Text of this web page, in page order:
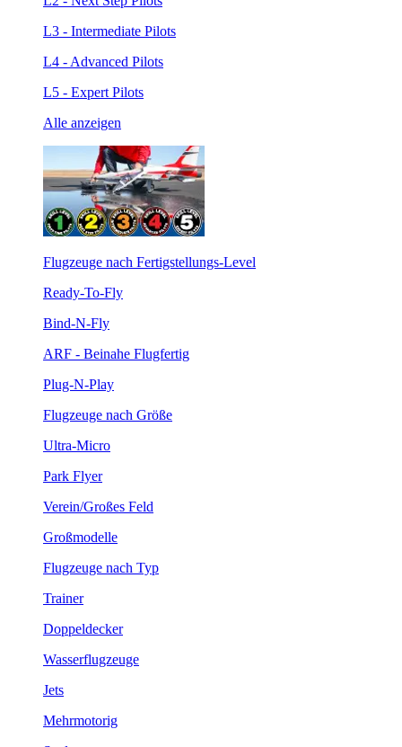
L3 - Intermediate Pilots
L4 - Advanced Pilots
L5 - Expert Pilots
Alle anzeigen
Flugzeuge nach Fertigstellungs-Level
Ready-To-Fly
Bind-N-Fly
ARF - Beinahe Flugfertig
Plug-N-Play
Flugzeuge nach Größe
Ultra-Micro
Park Flyer
Verein/Großes Feld
Großmodelle
Flugzeuge nach Typ
Trainer
Doppeldecker
Wasserflugzeuge
Jets
Mehrmotorig